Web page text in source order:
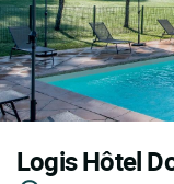
Logis Hôtel